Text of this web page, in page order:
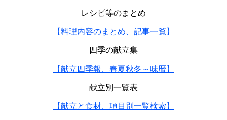
レシピ等のまとめ
【料理内容のまとめ、記事一覧】
四季の献立集
【献立四季報、春夏秋冬～味暦】
献立別一覧表
【献立と食材、項目別一覧検索】